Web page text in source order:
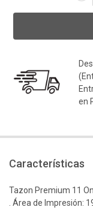
en
Características
Tazon Premium 11
. Área de Impresión: